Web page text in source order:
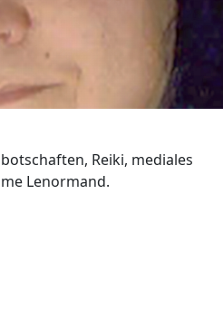
Reiki, mediales
Lenormand.